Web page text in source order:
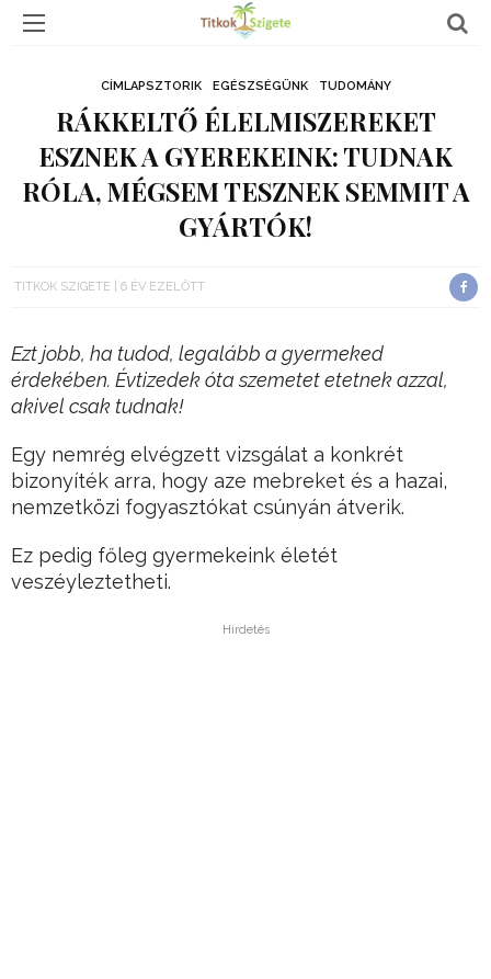
CÍMLAPSZTORIK EGÉSZSÉGÜNK TUDOMÁNY
RÁKKELTŐ ÉLELMISZEREKET
ESZNEK A GYEREKEINK: TUDNAK
RÓLA, MÉGSEM TESZNEK SEMMIT A
GYÁRTÓK!
TITKOK SZIGETE 6 ÉV EZELŐTT
Ezt jobb, ha tudod, legalább a gyermeked
érdekében. Évtizedek óta szemetet etetnek azzal,
akivel csak tudnak!
Egy nemrég elvégzett vizsgálat a konkrét
bizonyíték arra, hogy aze mebreket és a hazai,
nemzetközi fogyasztókat csúnyán átverik.
Ez pedig főleg gyermekeink életét
veszéyleztetheti.
Hirdetés